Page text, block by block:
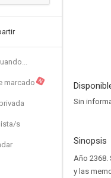
marcado N
s
Sin
Sinopsis
Año
y las